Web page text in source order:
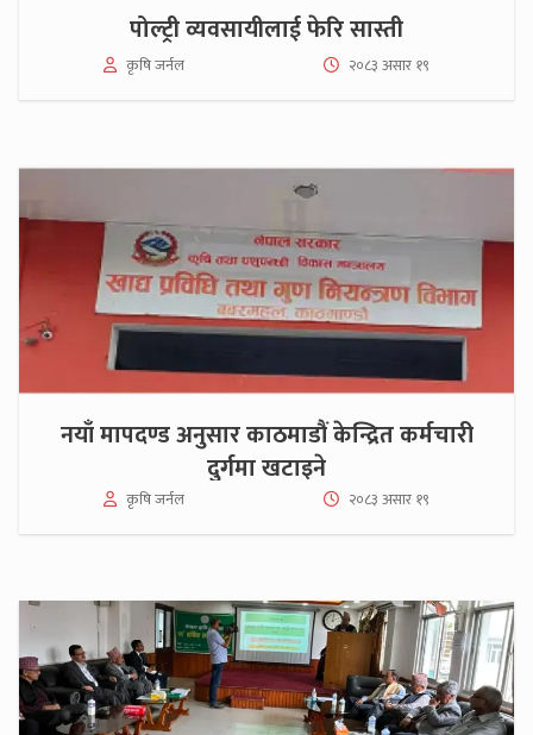
पोल्ट्री व्यवसायीलाई फेरि सास्ती
कृषि जर्नल २०८३ असार १९
नयाँ मापदण्ड अनुसार काठमाडौं केन्द्रित कर्मचारी
दुर्गमा खटाइने
कृषि जर्नल २०८३ असार १९